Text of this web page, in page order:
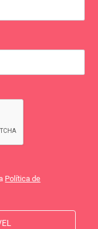
Política de